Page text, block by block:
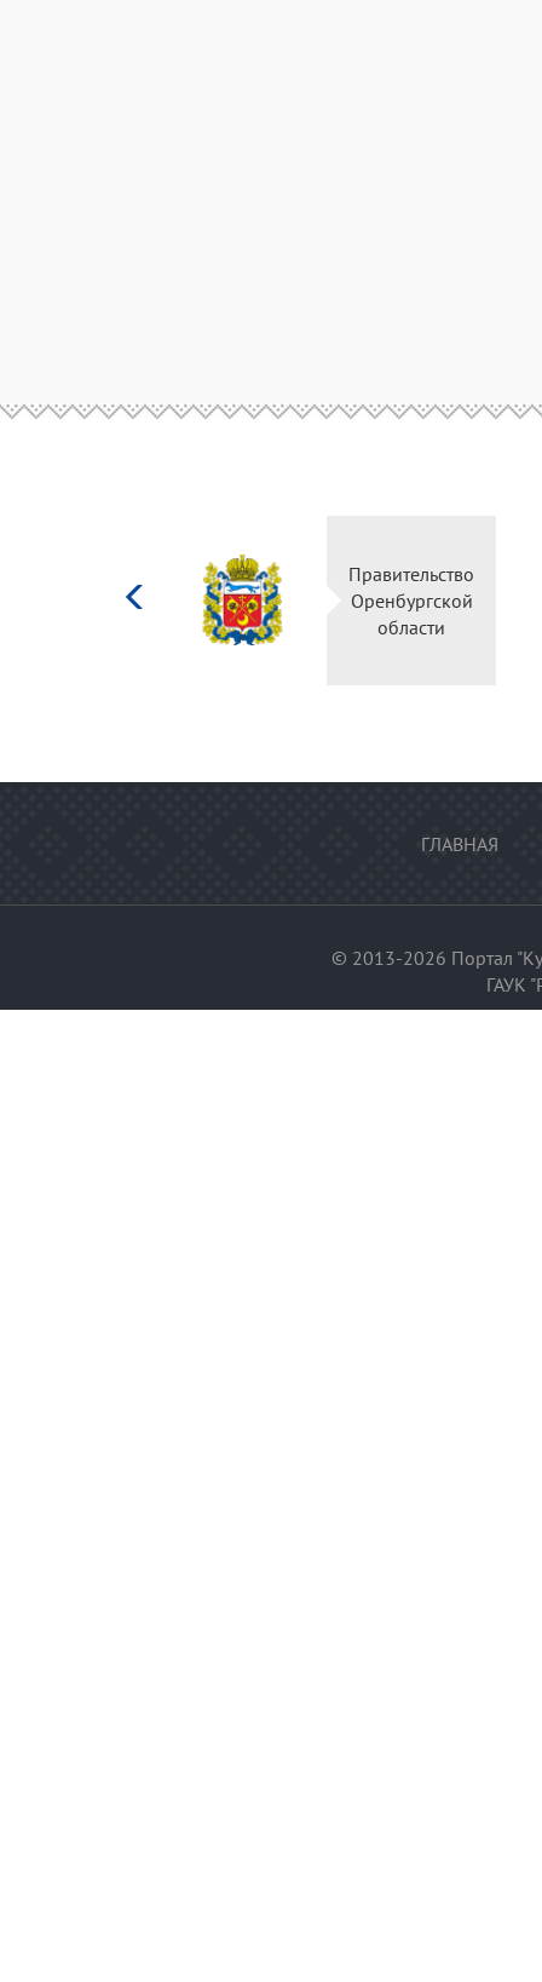
Правительство
Оренбургской
области
ГЛАВНАЯ
© 2013-2026 Портал
ГАУК